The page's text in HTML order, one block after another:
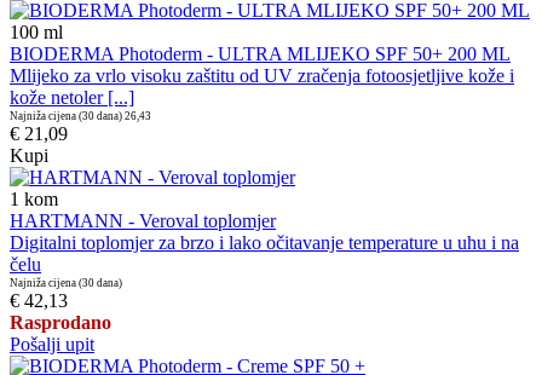
100 ml
BIODERMA Photoderm - ULTRA MLIJEKO SPF 50+ 200 ML
Mlijeko za vrlo visoku zaštitu od UV zračenja fotoosjetljive kože i
kože netoler [...]
Najniža cijena (30 dana) 26,43
€ 21,09
Kupi
1 kom
HARTMANN - Veroval toplomjer
Digitalni toplomjer za brzo i lako očitavanje temperature u uhu i na
čelu
Najniža cijena (30 dana)
€ 42,13
Rasprodano
Pošalji upit